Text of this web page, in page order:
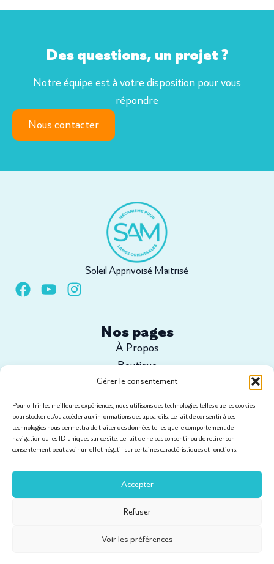
Gérer le consentement
Pour offrir les meilleures expériences, nous utilisons des technologies telles que les cookies
pour stocker et/ou accéder aux informations des appareils. Le fait de consentir à ces
technologies nous permettra de traiter des données telles que le comportement de
navigation ou les ID uniques sur ce site. Le fait de ne pas consentir ou de retirer son
consentement peut avoir un effet négatif sur certaines caractéristiques et fonctions.
Accepter
Refuser
Voir les préférences
Des questions, un projet ?
Notre équipe est à votre disposition pour vous
répondre
Nous contacter
Soleil Apprivoisé Maitrisé
Nos pages
À Propos
Boutique
Configurez votre projet
Tutoriels
Contact
Informations légales
Conditions générales de vente
Politique de livraison et SAV
Mentions Légales
Site réalisé par Vimaweb